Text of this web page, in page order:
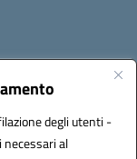
degli utenti -
al